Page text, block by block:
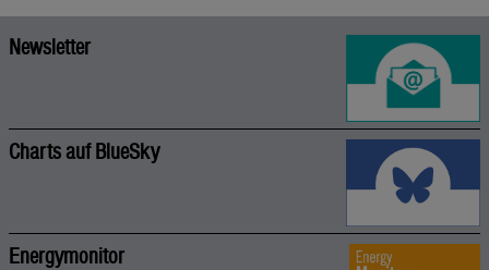
Newsletter
Charts auf BlueSky
Energymonitor